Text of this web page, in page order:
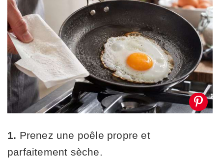
1. Prenez une poêle propre et
parfaitement sèche.